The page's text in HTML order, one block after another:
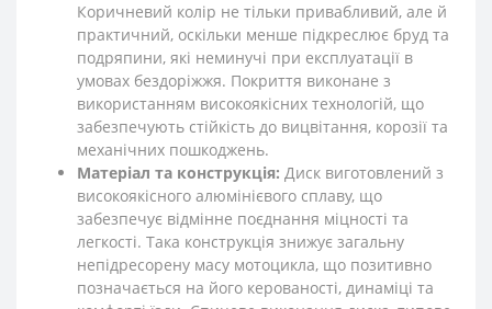
Коричневий колір не тільки привабливий, але й
практичний, оскільки менше підкреслює бруд та
подряпини, які неминучі при експлуатації в
умовах бездоріжжя. Покриття виконане з
використанням високоякісних технологій, що
забезпечують стійкість до вицвітання, корозії та
механічних пошкоджень.
Матеріал та конструкція: Диск виготовлений з
високоякісного алюмінієвого сплаву, що
забезпечує відмінне поєднання міцності та
легкості. Така конструкція знижує загальну
непідресорену масу мотоцикла, що позитивно
позначається на його керованості, динаміці та